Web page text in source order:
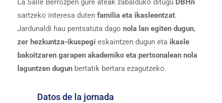
La Salle Berrozpen gure ateak zabalduko ditugu DBHn
sartzeko interesa duten familia eta ikasleentzat.
Jardunaldi hau pentsatuta dago nola lan egiten dugun,
zer hezkuntza-ikuspegi eskaintzen dugun eta ikasle
bakoitzaren garapen akademiko eta pertsonalean nola
laguntzen dugun bertatik bertara ezagutzeko.
Datos de la jornada